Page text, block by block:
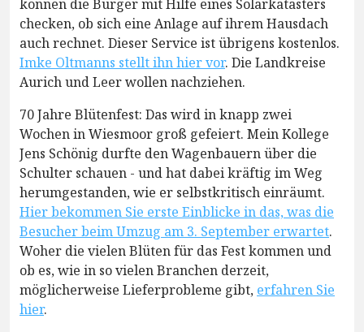
können die Bürger mit Hilfe eines Solarkatasters
checken, ob sich eine Anlage auf ihrem Hausdach
auch rechnet. Dieser Service ist übrigens kostenlos.
Imke Oltmanns stellt ihn hier vor. Die Landkreise
Aurich und Leer wollen nachziehen.
70 Jahre Blütenfest: Das wird in knapp zwei
Wochen in Wiesmoor groß gefeiert. Mein Kollege
Jens Schönig durfte den Wagenbauern über die
Schulter schauen - und hat dabei kräftig im Weg
herumgestanden, wie er selbstkritisch einräumt.
Hier bekommen Sie erste Einblicke in das, was die
Besucher beim Umzug am 3. September erwartet.
Woher die vielen Blüten für das Fest kommen und
ob es, wie in so vielen Branchen derzeit,
möglicherweise Lieferprobleme gibt, erfahren Sie
hier.